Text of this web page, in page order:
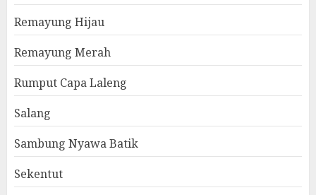
Remayung Hijau
Remayung Merah
Rumput Capa Laleng
Salang
Sambung Nyawa Batik
Sekentut